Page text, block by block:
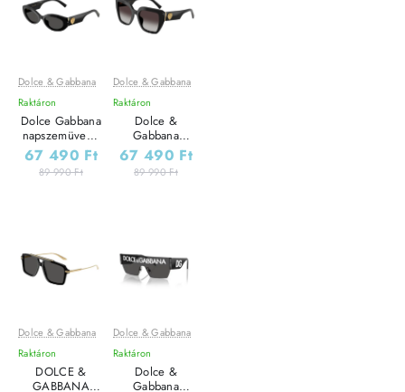
Leárazás
Dolce & Gabbana
Raktáron
Dolce Gabbana
napszemüveg -
Black / Dark
Grey
67 490 Ft
89 990 Ft
Leárazás
Dolce & Gabbana
Raktáron
Dolce &
Gabbana
napszemüveg -
Black / Gradient
Grey
67 490 Ft
89 990 Ft
Leárazás
Dolce & Gabbana
Raktáron
DOLCE &
GABBANA
Leárazás
Dolce & Gabbana
Raktáron
Dolce &
Gabbana